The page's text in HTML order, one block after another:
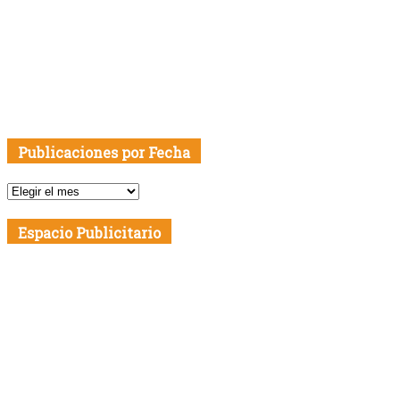
Publicaciones por Fecha
Publicaciones
Fecha
Espacio Publicitario